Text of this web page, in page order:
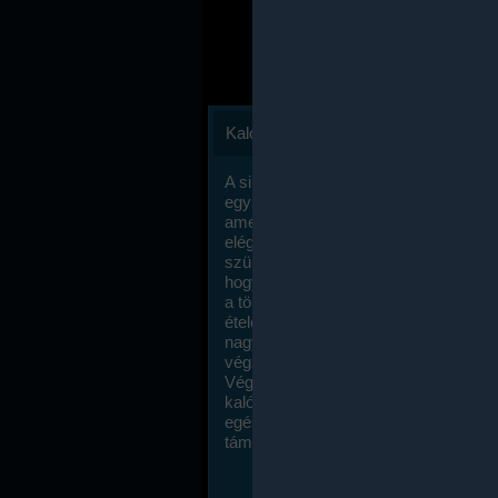
Kalóriaszámlálás
A sikeres fogyás titka valójában igen
egyszerű: égess több energiát, mint
amennyit beviszel. Természetesen
elég nagy fegyelemre és akaraterőre
szükség, de meglepődve fogod
hogy a kalóriaszámolás mennyire
a többi diétához képest. Itt nincsenek
ételek és a megengedett kalóriabevitelt
nagymértékben növelheted ha
végzel.
Végül, de nem utolsó sorban, a
kalóriaszámolás módszerét a legtöbb
egészségügyi szakorvos ajánlja és
támogatja.